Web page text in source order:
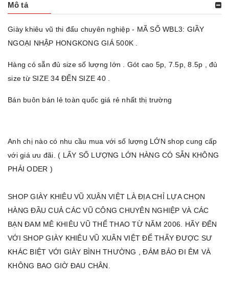
Mô tả
Giày khiêu vũ thi đấu chuyên nghiệp - MÃ SỐ WBL3: GIẦY
NGOẠI NHẬP HONGKONG GIÁ 500K .
Hàng có sẵn đủ size số lượng lớn . Gót cao 5p, 7.5p, 8.5p , đủ
size từ SIZE 34ĐẾN SIZE 40 .
Bán buôn bán lẻ toàn quốc giá rẻ nhất thị trường
Anh chị nào có nhu cầu mua với số lượng LỚN shop cung cấp
với giá ưu đãi. ( LẤY SỐ LƯỢNG LỚN HÀNG CÓ SẴN KHÔNG
PHẢI ODER )
SHOP GIÀY KHIÊU VŨ XUÂN VIỆT LÀ ĐỊA CHỈ LỰA CHỌN
HÀNG ĐẦU CUẢ CÁC VŨ CÔNG CHUYÊN NGHIỆP VÀ CÁC
BẠN ĐAM MÊ KHIÊU VŨ THỂ THAO TỪ NĂM 2006. HÃY ĐẾN
VỚI SHOP GIÀY KHIÊU VŨ XUÂN VIỆT ĐỂ THẤY ĐƯỢC SƯ
KHÁC BIỆT VỚI GIÀY BÌNH THƯỜNG , ĐẢM BẢO ĐI ÊM VÀ
KHÔNG BAO GIỜ ĐAU CHÂN.